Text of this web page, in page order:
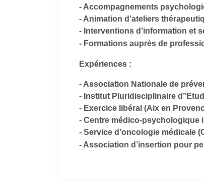
- Accompagnements
- Animation d’ateliers
- Interventions d’information et
- Formations auprès de
Expériences :
- Association Nationale de
- Institut Pluridisciplinaire
- Exercice libéral (Aix en
- Centre médico-psychologique
- Service d’oncologie médicale
- Association d’insertion pour